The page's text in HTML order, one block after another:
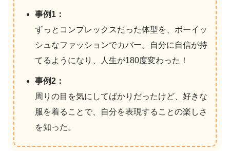
事例1：
ずっとコンプレックスだった体型を、ボーイッ
シュなファッションでカバー。自分に自信が持
てるようになり、人生が180度変わった！
事例2：
周りの目を気にしてばかりだったけど、好きな
服を着ることで、自分を表現することの楽しさ
を知った。